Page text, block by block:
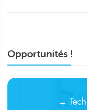
Opportunités !
→